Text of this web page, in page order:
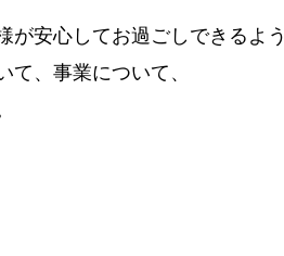
が安心してお過ごしできるよう
、事業について、